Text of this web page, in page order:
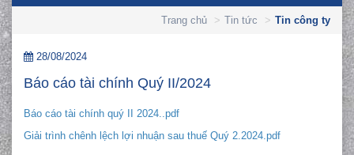
Trang chủ Tin tức Tin công ty
28/08/2024
Báo cáo tài chính Quý II/2024
Báo cáo tài chính quý II 2024..pdf
Giải trình chênh lệch lợi nhuận sau thuế Quý 2.2024.pdf